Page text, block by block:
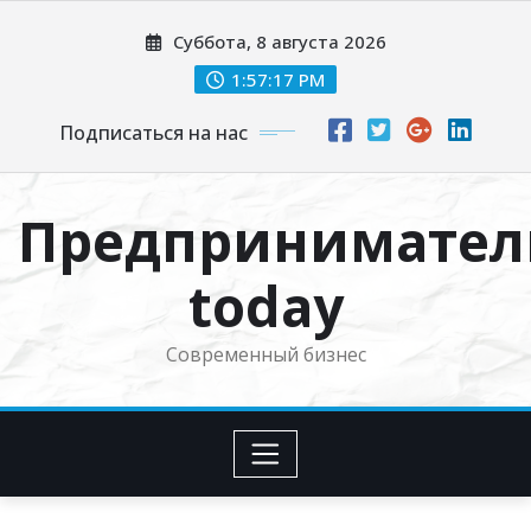
Суббота, 8 августа 2026
1:57:18 PM
Подписаться на нас
today
Современный бизнес